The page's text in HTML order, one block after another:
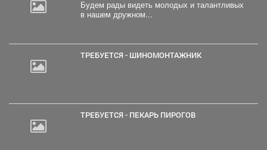
Будем рады видеть молодых и талантливых
в нашем дружном...
ТРЕБУЕТСЯ - ШИНОМОНТАЖНИК
ТРЕБУЕТСЯ - ПЕКАРЬ ПИРОГОВ